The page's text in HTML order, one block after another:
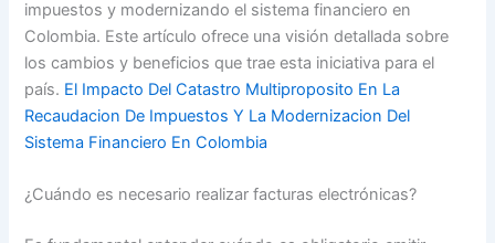
impuestos y modernizando el sistema financiero en
Colombia. Este artículo ofrece una visión detallada sobre
los cambios y beneficios que trae esta iniciativa para el
país. El Impacto Del Catastro Multiproposito En La
Recaudacion De Impuestos Y La Modernizacion Del
Sistema Financiero En Colombia
¿Cuándo es necesario realizar facturas electrónicas?